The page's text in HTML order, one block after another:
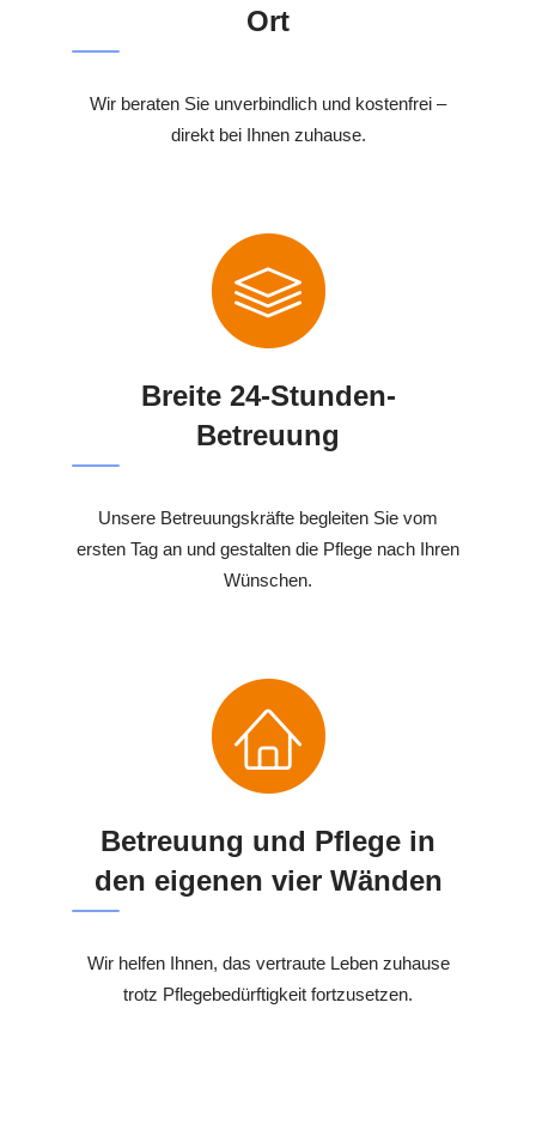
Ort
Wir beraten Sie unverbindlich und kostenfrei –
direkt bei Ihnen zuhause.
Breite 24-Stunden-
Betreuung
Unsere Betreuungskräfte begleiten Sie vom
ersten Tag an und gestalten die Pflege nach Ihren
Wünschen.
Betreuung und Pflege in
den eigenen vier Wänden
Wir helfen Ihnen, das vertraute Leben zuhause
trotz Pflegebedürftigkeit fortzusetzen.